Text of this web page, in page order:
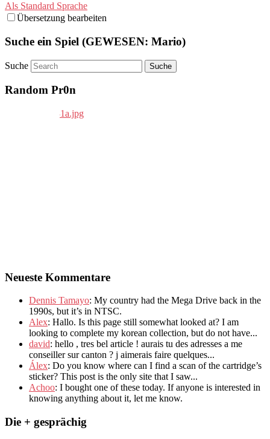
Als Standard Sprache
Übersetzung bearbeiten
Suche ein Spiel (GEWESEN: Mario)
Suche
Random Pr0n
Neueste Kommentare
Dennis Tamayo: My country had the Mega Drive back in the
1990s, but it’s in NTSC.
Alex: Hallo. Is this page still somewhat looked at? I am
looking to complete my korean collection, but do not have...
david: hello , tres bel article ! aurais tu des adresses a me
conseiller sur canton ? j aimerais faire quelques...
Álex: Do you know where can I find a scan of the cartridge’s
sticker? This post is the only site that I saw...
Achoo: I bought one of these today. If anyone is interested in
knowing anything about it, let me know.
Die + gesprächig